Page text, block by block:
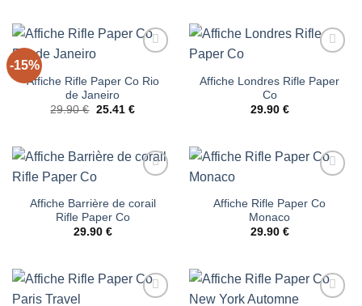
29.90 €.25.41 €.
-15%
à la liste
d’envies
Affiche Rifle Paper Co Rio
de Janeiro
29.90€ Le
29.90 €.
25.41 €Le
25.41 €.
à la liste
d’envies
Affiche Londres Rifle Paper
Co
29.90 €
à la liste
d’envies
Affiche Barrière de corail
Rifle Paper Co
29.90 €
à la liste
d’envies
Affiche Rifle Paper Co
Monaco
29.90 €